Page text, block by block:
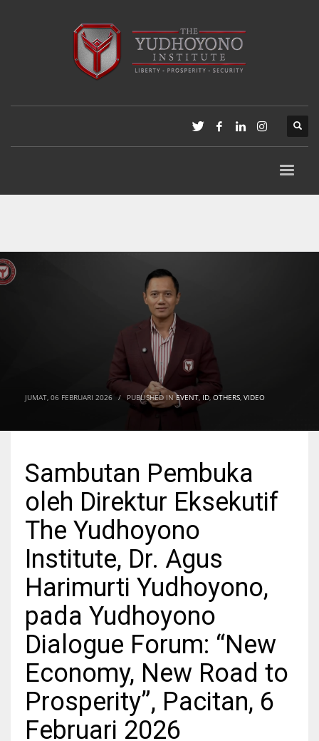
JUMAT, 06 FEBRUARI 2026 / PUBLISHED INEVENT, ID, OTHERS, VIDEO
Sambutan Pembuka
oleh Direktur Eksekutif
The Yudhoyono
Institute, Dr. Agus
Harimurti Yudhoyono,
pada Yudhoyono
Dialogue Forum: “New
Economy, New Road to
Prosperity”, Pacitan, 6
Februari 2026